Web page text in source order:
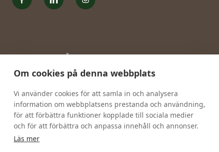
Om cookies på denna webbplats
Vi använder cookies för att samla in och analysera
information om webbplatsens prestanda och användning,
för att förbättra funktioner kopplade till sociala medier
och för att förbättra och anpassa innehåll och annonser.
Läs mer